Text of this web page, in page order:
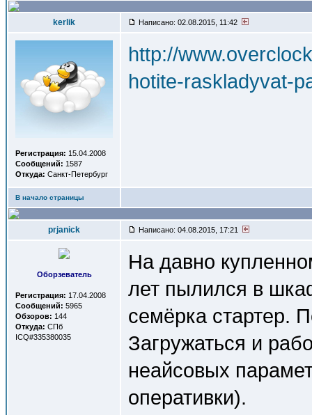
kerlik Написано: 02.08.2015, 11:42
Регистрация: 15.04.2008
Сообщений: 1587
Откуда: Санкт-Петербург
http://
hotite-raskladyvat-
В начало страницы
prjanick Написано: 04.08.2015, 17:21
Оборзеватель
Регистрация: 17.04.2008
Сообщений: 5965
Обзоров: 144
Откуда: СПб
ICQ#335380035
На давно
лет пылился в
семёрка стартер.
Загружаться и
неайсовых
оперативки).